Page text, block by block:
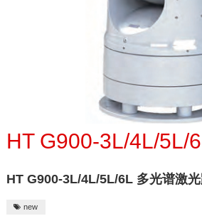
解决方案
服务支持
关于我们
联系我们
HT G900-3L/4L/5L/
HT G900-3L/4L/5L/6L 多光谱激
 new